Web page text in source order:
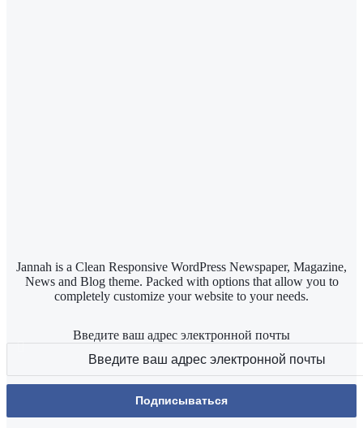
Jannah is a Clean Responsive WordPress Newspaper, Magazine,
News and Blog theme. Packed with options that allow you to
completely customize your website to your needs.
Введите ваш адрес электронной почты